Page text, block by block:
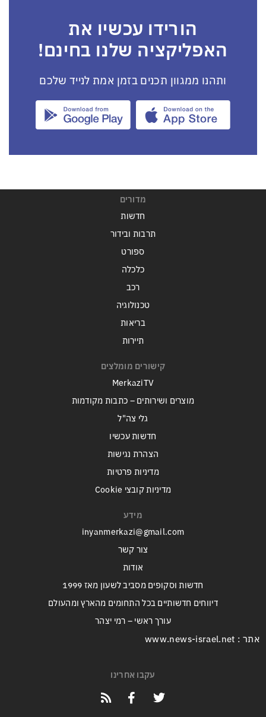
הורידו עכשיו את
האפליקציה שלנו בחינם!
ותהנו ממגוון תכנים בזמן אמת לנייד שלכם
מדורים
חדשות
תרבות ובידור
ספורט
כלכלה
רכב
טכנולוגיה
בריאות
תיירות
קישורים מומלצים
MerkaziTV
מוצרים ושירותים – כתבות מקודמות
גלי צה"ל
חדשות עכשיו
הצהרת נגישות
מדיניות פרטיות
מדיניות קובצי Cookie
מידע
inyanmerkazi@gmail.com
צור קשר
אודות
חדשות וסקופים מסביב לשעון מאז 1999
דיווחים חדשותיים בכל התחומים מהארץ ומהעולם
עורך ראשי – רמי יצהר
אתר : www.news-israel.net
עקבו אחרינו